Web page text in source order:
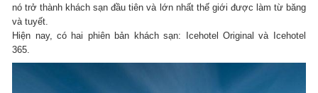
nó trở thành khách sạn đầu tiên và lớn nhất thế giới được làm từ băng
và tuyết.
Hiện nay, có hai phiên bản khách sạn: Icehotel Original và Icehotel
365.